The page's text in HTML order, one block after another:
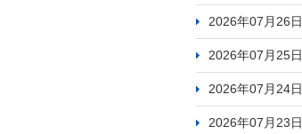
2026年07月26日
2026年07月25日
2026年07月24日
2026年07月23日